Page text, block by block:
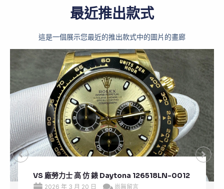
最近推出款式
這是一個展示您最近的推出款式中的圖片的畫廊
VS 廠勞力士 頂級 復刻 錶 Submariner Date
126610LV